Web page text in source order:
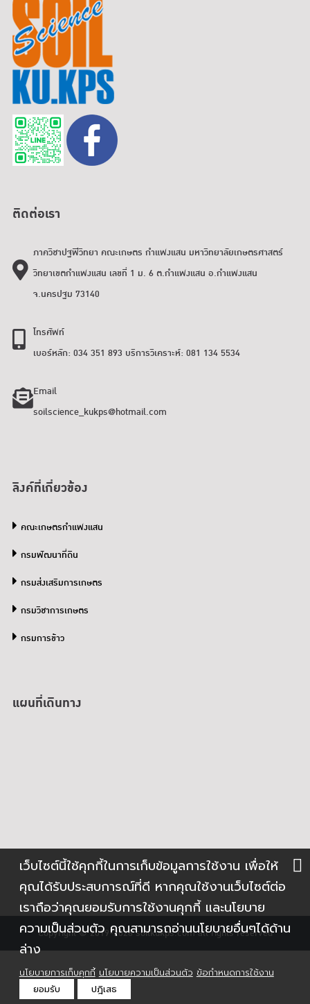
เว็บไซต์นี้ใช้คุกกี้ในการเก็บข้อมูลการใช้งาน เพื่อให้
คุณได้รับประสบการณ์ที่ดี หากคุณใช้งานเว็บไซต์ต่อ
เราถือว่าคุณยอมรับการใช้งานคุกกี้ และนโยบาย
ความเป็นส่วนตัว คุณสามารถอ่านนโยบายอื่นๆได้ด้าน
ล่าง
นโยบายการเก็บคุกกี้ นโยบายความเป็นส่วนตัว ข้อกำหนดการใช้งาน
ยอมรับ
ปฎิเสธ
ติดต่อเรา
ภาควิชาปฐพีวิทยา คณะเกษตร กำแพงแสน มหาวิทยาลัยเกษตรศาสตร์
วิทยาเขตกำแพงแสน เลขที่ 1 ม. 6 ต.กำแพงแสน อ.กำแพงแสน
จ.นครปฐม 73140
โทรศัพท์
เบอร์หลัก: 034 351 893 บริการวิเคราะห์: 081 134 5534
Email
soilscience_kukps@hotmail.com
ลิงค์ที่เกี่ยวข้อง
คณะเกษตรกำแพงแสน
กรมพัฒนาที่ดิน
กรมส่งเสริมการเกษตร
กรมวิชาการเกษตร
กรมการข้าว
แผนที่เดินทาง
Copyright ©2019-2026soilkukps.com all rights reserved